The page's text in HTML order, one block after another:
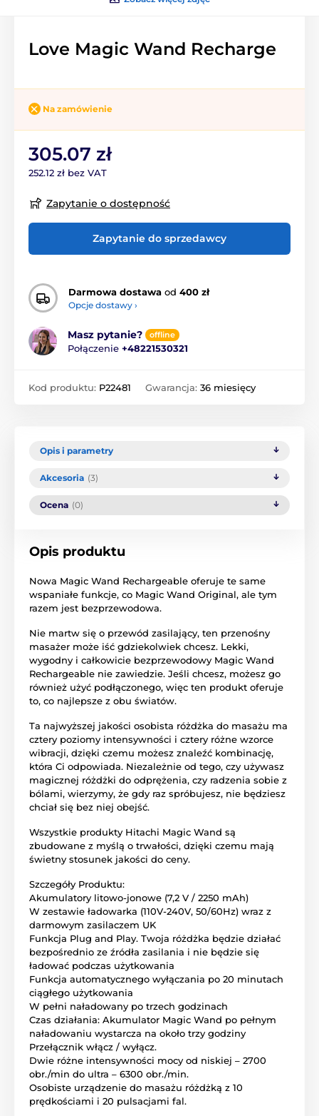
Love Magic Wand Recharge
Na zamówienie
305.07 zł
252.12 zł bez VAT
Zapytanie o dostępność
Zapytanie do sprzedawcy
Darmowa dostawa od 400 zł
Opcje dostawy ›
Masz pytanie? offline
Połączenie +48221530321
Kod produktu: P22481 Gwarancja: 36 miesięcy
Opis i parametry
Akcesoria (3)
Ocena (0)
Opis produktu
Nowa Magic Wand Rechargeable oferuje te same
wspaniałe funkcje, co Magic Wand Original, ale tym
razem jest bezprzewodowa.
Nie martw się o przewód zasilający, ten przenośny
masażer może iść gdziekolwiek chcesz. Lekki,
wygodny i całkowicie bezprzewodowy Magic Wand
Rechargeable nie zawiedzie. Jeśli chcesz, możesz go
również użyć podłączonego, więc ten produkt oferuje
to, co najlepsze z obu światów.
Ta najwyższej jakości osobista różdżka do masażu ma
cztery poziomy intensywności i cztery różne wzorce
wibracji, dzięki czemu możesz znaleźć kombinację,
która Ci odpowiada. Niezależnie od tego, czy używasz
magicznej różdżki do odprężenia, czy radzenia sobie z
bólami, wierzymy, że gdy raz spróbujesz, nie będziesz
chciał się bez niej obejść.
Wszystkie produkty Hitachi Magic Wand są
zbudowane z myślą o trwałości, dzięki czemu mają
świetny stosunek jakości do ceny.
Szczegóły Produktu:
Akumulatory litowo-jonowe (7,2 V / 2250 mAh)
W zestawie ładowarka (110V-240V, 50/60Hz) wraz z
darmowym zasilaczem UK
Funkcja Plug and Play. Twoja różdżka będzie działać
bezpośrednio ze źródła zasilania i nie będzie się
ładować podczas użytkowania
Funkcja automatycznego wyłączania po 20 minutach
ciągłego użytkowania
W pełni naładowany po trzech godzinach
Czas działania: Akumulator Magic Wand po pełnym
naładowaniu wystarcza na około trzy godziny
Przełącznik włącz / wyłącz.
Dwie różne intensywności mocy od niskiej – 2700
obr./min do ultra – 6300 obr./min.
Osobiste urządzenie do masażu różdżką z 10
prędkościami i 20 pulsacjami fal.